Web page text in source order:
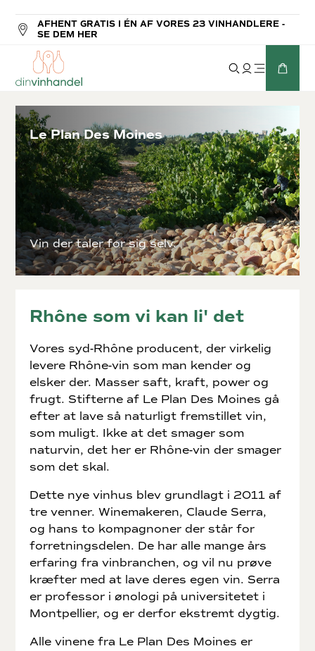
AFHENT GRATIS I ÉN AF VORES 23 VINHANDLERE -
SE DEM HER
Le Plan Des Moines
Vin der taler for sig selv.
Rhône som vi kan li' det
Vores syd-Rhône producent, der virkelig
levere Rhône-vin som man kender og
elsker der. Masser saft, kraft, power og
frugt. Stifterne af Le Plan Des Moines gå
efter at lave så naturligt fremstillet vin,
som muligt. Ikke at det smager som
naturvin, det her er Rhône-vin der smager
som det skal.
Dette nye vinhus blev grundlagt i 2011 af
tre venner. Winemakeren, Claude Serra,
og hans to kompagnoner der står for
forretningsdelen. De har alle mange års
erfaring fra vinbranchen, og vil nu prøve
kræfter med at lave deres egen vin. Serra
er professor i ønologi på universitetet i
Montpellier, og er derfor ekstremt dygtig.
Alle vinene fra Le Plan Des Moines er